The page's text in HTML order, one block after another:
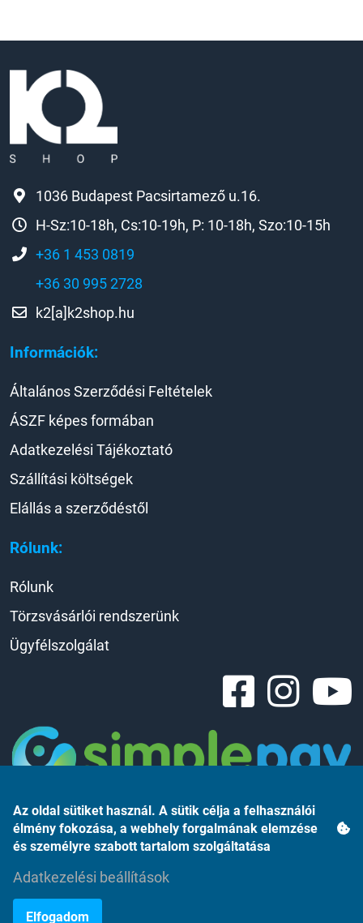
Információk:
Rólunk:
1036 Budapest Pacsirtamező u.16.
H-Sz:10-18h, Cs:10-19h, P: 10-18h, Szo:10-15h
+36 1 453 0819
+36 30 995 2728
k2[a]k2shop.hu
Általános Szerződési Feltételek
ÁSZF képes formában
Adatkezelési Tájékoztató
Szállítási költségek
Elállás a szerződéstől
Rólunk
Törzsvásárlói rendszerünk
Ügyfélszolgálat
Az oldal sütiket használ. A sütik célja a felhasználói
élmény fokozása, a webhely forgalmának elemzése
és személyre szabott tartalom szolgáltatása
Adatkezelési beállítások
Elfogadom